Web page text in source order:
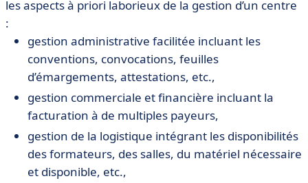
les aspects à priori laborieux de la gestion d’un centre
:
gestion administrative facilitée incluant les
conventions, convocations, feuilles
d’émargements, attestations, etc.,
gestion commerciale et financière incluant la
facturation à de multiples payeurs,
gestion de la logistique intégrant les disponibilités
des formateurs, des salles, du matériel nécessaire
et disponible, etc.,